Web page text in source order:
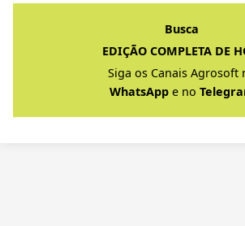
Clique para ver a resposta completa
Busca
EDIÇÃO COMPLETA DE
Siga os Canais Agrosoft
WhatsAppe no